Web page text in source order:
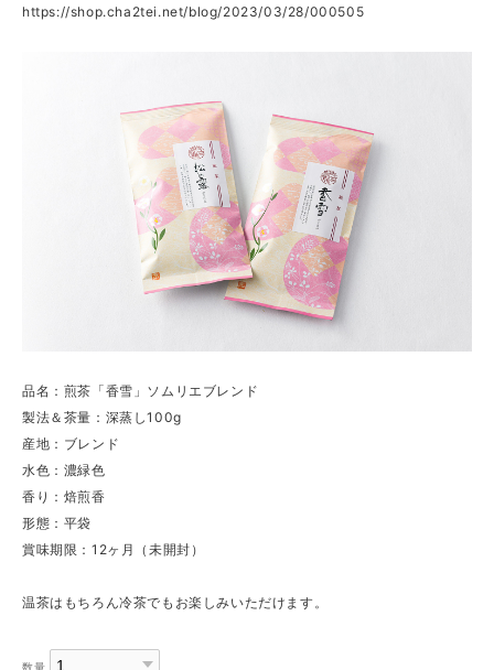
https://shop.cha2tei.net/blog/2023/03/28/000505
品名：煎茶「香雪」ソムリエブレンド
製法＆茶量：深蒸し100g
産地：ブレンド
水色：濃緑色
香り：焙煎香
形態：平袋
賞味期限：12ヶ月（未開封）
温茶はもちろん冷茶でもお楽しみいただけます。
数量